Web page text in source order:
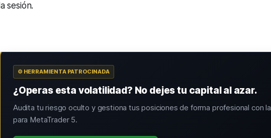
la sesión.
⚙️ HERRAMIENTA PATROCINADA
¿Operas esta volatilidad? No dejes tu capital al azar.
Audita tu riesgo oculto y gestiona tus posiciones de forma profesional con la
para MetaTrader 5.